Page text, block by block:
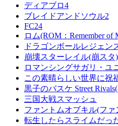
ディアブロ4
ブレイドアンドソウル2
FC24
ロム(ROM：Remember of
ドラゴンボールレジェン
崩壊スターレイル(崩スタ)
ロマンシングサガリ・ユ
この素晴らしい世界に祝
黒子のバスケ Street
三国大戦スマッシュ
ファントムオブキル(ファ
転生したらスライムだっ